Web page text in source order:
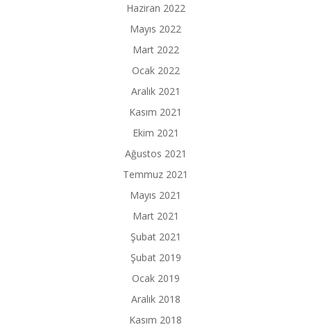
Haziran 2022
Mayıs 2022
Mart 2022
Ocak 2022
Aralık 2021
Kasım 2021
Ekim 2021
Ağustos 2021
Temmuz 2021
Mayıs 2021
Mart 2021
Şubat 2021
Şubat 2019
Ocak 2019
Aralık 2018
Kasım 2018